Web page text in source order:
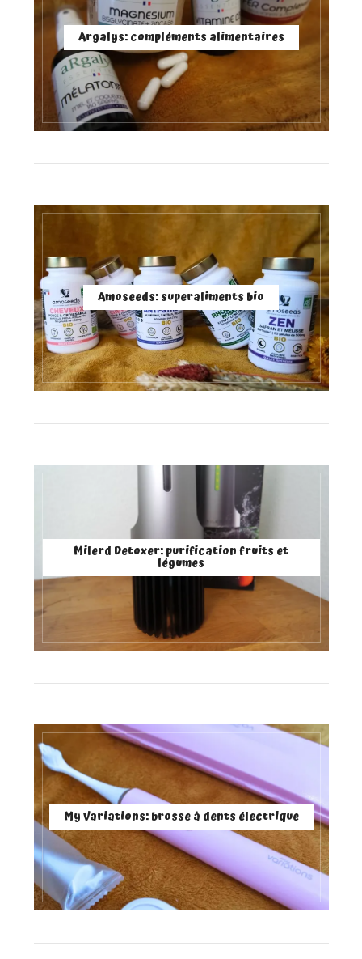
Argalys: compléments alimentaires
Amoseeds: superaliments bio
Milerd Detoxer: purification fruits et
légumes
My Variations: brosse à dents électrique